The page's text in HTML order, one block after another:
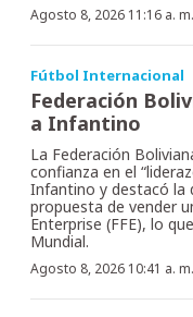
Agosto 8, 2026 11:16 a. m.
Fútbol Internacional
Federación
a Infantino
La Federación
confianza en el
Infantino y destacó la
propuesta de vender
Enterprise (FFE), lo
Mundial.
Agosto 8, 2026 10:41 a. m.